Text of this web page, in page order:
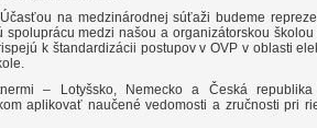
na medzinárodnej súťaži budeme
medzi našou a organizátorskou
k štandardizácii postupov v OVP v oblasti
– Lotyšsko, Nemecko a Česká
aplikovať naučené vedomosti a zručnosti pri